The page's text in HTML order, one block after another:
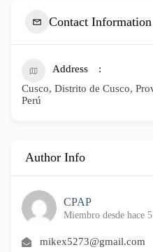
Contact Information
Address
Cusco, Distrito de Cusco,
Perú
Author Info
CPAP
Miembro desde hace
mikex5273@gmail.com